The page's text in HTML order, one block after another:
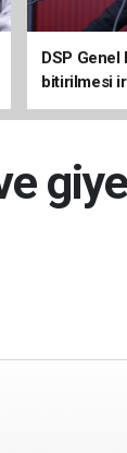
DSP Genel
bitirilmesi